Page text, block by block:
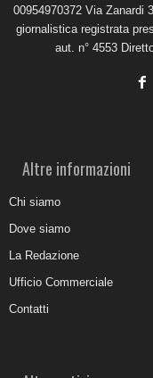
00954970372 Via Zanardi
giornalistica registrata
aut. n° 4553
Altre informazioni
Chi siamo
Dove siamo
La Redazione
Ufficio Commerciale
Contatti